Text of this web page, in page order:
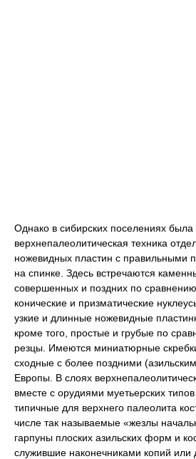
Однако в сибирских поселениях была
верхнепалеолитическая техника
ножевидных пластин с правильными
на спинке. Здесь встречаются
совершенных и поздних по
конические и призматические
узкие и длинные ножевидные
кроме того, простые и грубые по
резцы. Имеются миниатюрные
сходные с более поздними
Европы. В слоях
вместе с орудиями муетьерских
типичные для верхнего палеолита
числе так называемые «жезлы
гарпуны плоских азильских форм и
служившие наконечниками копий или